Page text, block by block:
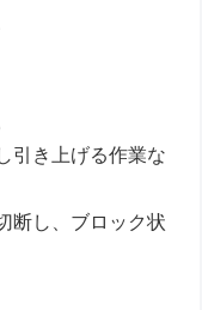
引き上げる作業な
断し、ブロック状